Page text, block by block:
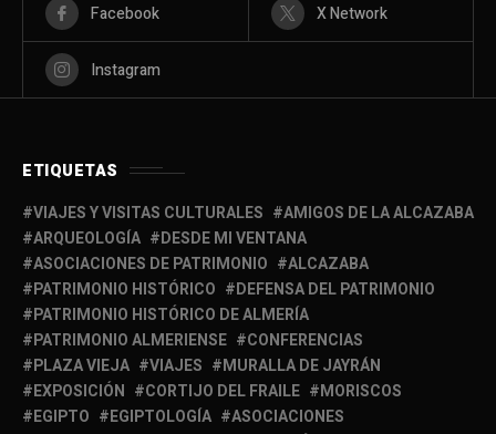
Facebook X Network
Instagram
ETIQUETAS
VIAJES Y VISITAS CULTURALES
AMIGOS DE LA ALCAZABA
ARQUEOLOGÍA
DESDE MI VENTANA
ASOCIACIONES DE PATRIMONIO
ALCAZABA
PATRIMONIO HISTÓRICO
DEFENSA DEL PATRIMONIO
PATRIMONIO HISTÓRICO DE ALMERÍA
PATRIMONIO ALMERIENSE
CONFERENCIAS
PLAZA VIEJA
VIAJES
MURALLA DE JAYRÁN
EXPOSICIÓN
CORTIJO DEL FRAILE
MORISCOS
EGIPTO
EGIPTOLOGÍA
ASOCIACIONES